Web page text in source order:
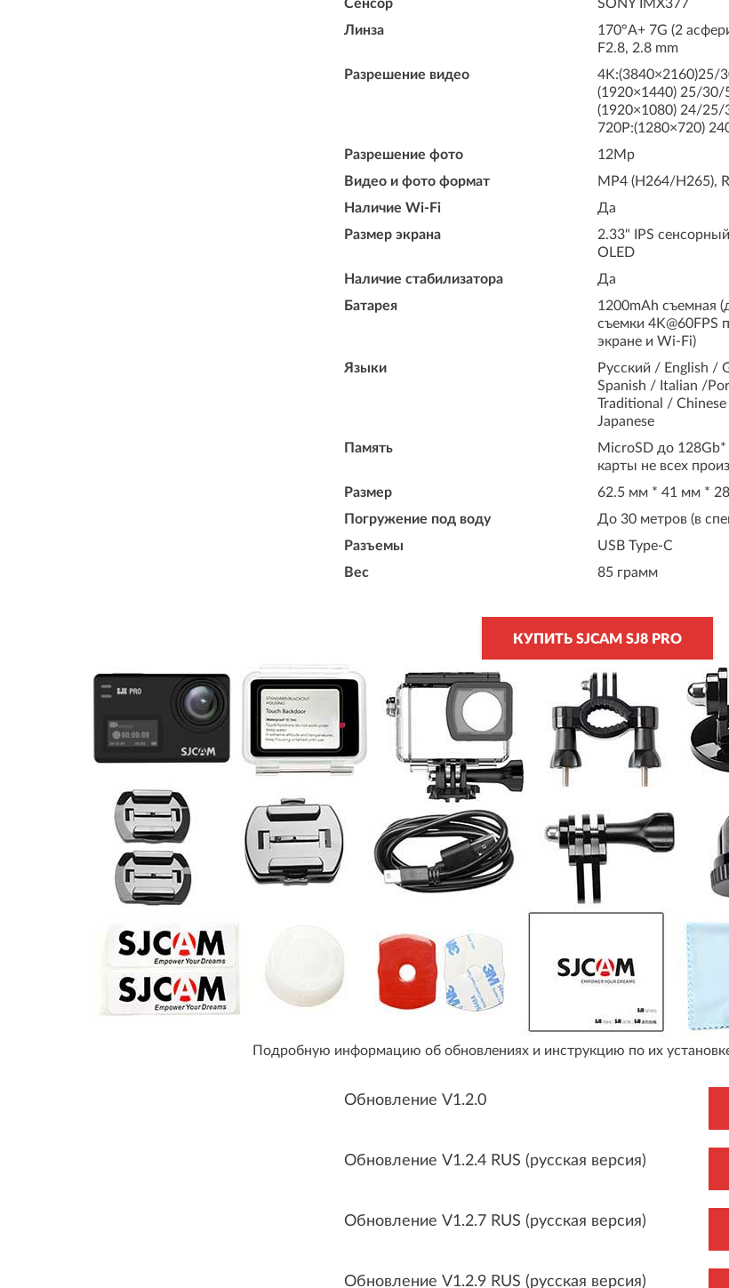
Сенсор
SONY IMX377
Линза
170°A+ 7G (2
F2.8, 2.8 mm
Разрешение видео
4K:(3840×2160)25/
(1920×1440) 25/30/
(1920×1080) 24/
720P:(1280×720)
Разрешение фото
12Mp
Видео и фото формат
MP4 (H264/H265),
Наличие Wi-Fi
Да
Размер экрана
2.33" IPS
OLED
Наличие стабилизатора
Да
Батарея
1200mAh съемная
съемки 4K@60FPS
экране и Wi-Fi)
Языки
Русский / English /
Spanish / Italian /
Traditional /
Japanese
Память
MicroSD до
карты не всех
Размер
62.5 мм * 41 мм *
Погружение под воду
До 30 метров (в
Разъемы
USB Type-C
Вес
85 грамм
КУПИТЬ SJCAM SJ8 PRO
Подробную информацию об обновлениях и инструкцию по их
Обновление V1.2.0
Обновление V1.2.4 RUS (русская версия)
Обновление V1.2.7 RUS (русская версия)
Обновление V1.2.9 RUS (русская версия)